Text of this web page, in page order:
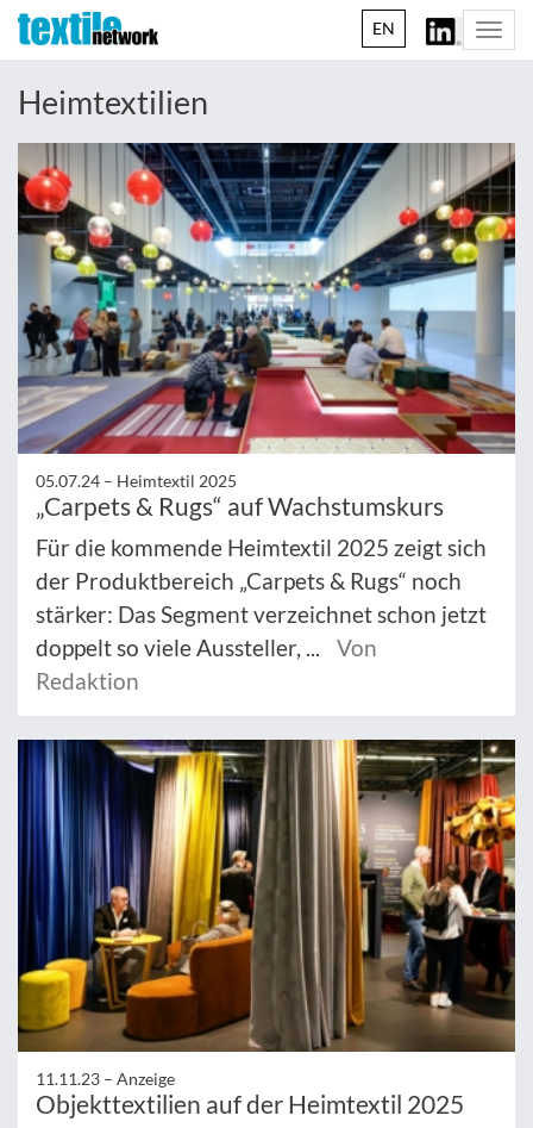
EN
Heimtextilien
05.07.24 – Heimtextil 2025
„Carpets & Rugs“ auf Wachstumskurs
Für die kommende Heimtextil 2025 zeigt sich
der Produktbereich „Carpets & Rugs“ noch
stärker: Das Segment verzeichnet schon jetzt
doppelt so viele Aussteller, ...
Von
Redaktion
11.11.23 – Anzeige
Objekttextilien auf der Heimtextil 2025